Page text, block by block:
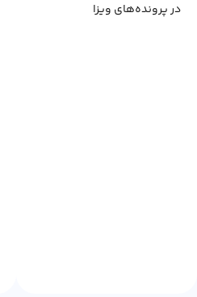
در پرونده‌های ویزا